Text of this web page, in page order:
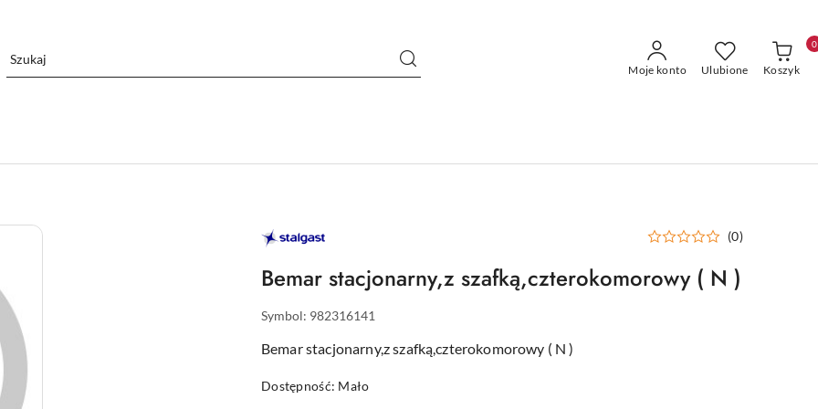
Moje konto Ulubione Koszyk
0
STALGAST
–
DLA
GASTRONOMII
(0)
Bemar stacjonarny,z szafką,czterokomorowy ( N )
Symbol: 982316141
Bemar stacjonarny,z szafką,czterokomorowy ( N )
Dostępność: Mało